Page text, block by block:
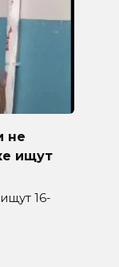
не
ищут
16-